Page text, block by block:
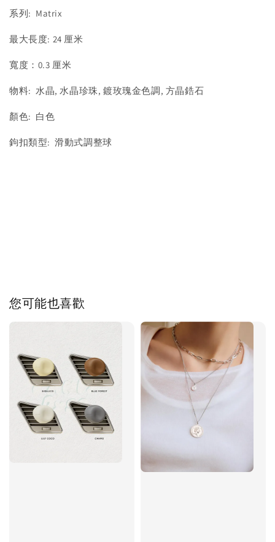
系列: Matrix
最大長度: 24 厘米
寬度：0.3 厘米
物料: 水晶, 水晶珍珠, 鍍玫瑰金色調, 方晶鋯石
顏色: 白色
鉤扣類型: 滑動式調整球
您可能也喜歡